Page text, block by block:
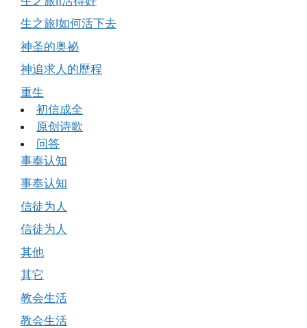
生之旅Ⅰ如何活下去
神圣的奥祕
神追求人的歷程
重生
初信成全
原创诗歌
问答
事奉认知
事奉认知
信徒为人
信徒为人
其他
其它
教会生活
教会生活